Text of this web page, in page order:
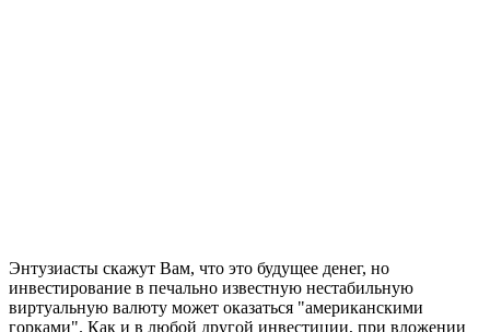
Энтузиасты скажут Вам, что это будущее денег, но
инвестирование в печально известную нестабильную
виртуальную валюту может оказаться "американскими
горками". Как и в любой другой инвестиции, при вложении